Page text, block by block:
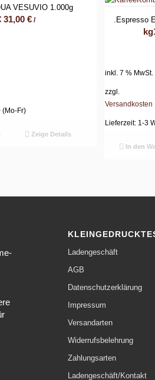
VESUVIO 1.000g
31,00€ /
(Mo-Fr)
Zeige Details
.Espresso
kg
inkl. 7 % MwSt.
zzgl.
Versandkosten
Lieferzeit: 1-3
In den
Ladengeschäft
AGB
Datenschutzerklärung
Impressum
Versandarten
Widerrufsbelehrung
Zahlungsarten
Ladengeschäft/Kontakt